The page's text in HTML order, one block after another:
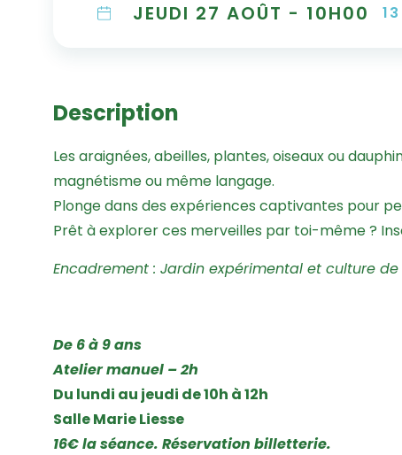
JEUDI 27 AOÛT - 10H00 13
Description
Les araignées, abeilles, plantes, oiseaux ou
magnétisme ou même langage.
Plonge dans des expériences captivantes pour
Prêt à explorer ces merveilles par toi-même ?
Encadrement : Jardin expérimental et culture
De 6 à 9 ans
Atelier manuel – 2h
Du lundi au jeudi de 10h à 12h
Salle Marie Liesse
16€ la séance. Réservation billetterie.